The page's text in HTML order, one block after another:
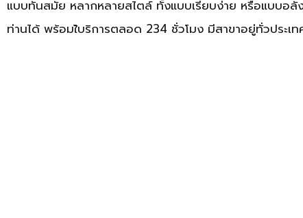
แบบทันสมัย หลากหลายสไตล์ ทั้งแบบเรียบง่าย หรือแบบอลั
ท่านได้ พร้อมใ้บริการตลอด 234 ชั่วโมง มีสาขาอยู่ทั่วประเ